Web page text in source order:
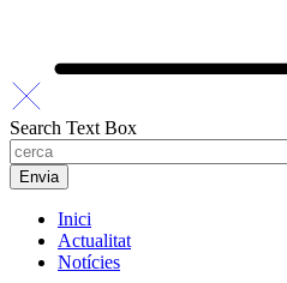
Search Text Box
Inici
Actualitat
Notícies